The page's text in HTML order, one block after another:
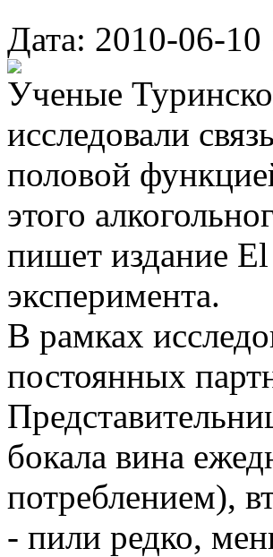
Дата: 2010-06-10
Ученые
исследовали
половой
этого
пишет издание
эксперимента.
В рамках
постоянных
бокала вина
потреблением),
- пили редко,